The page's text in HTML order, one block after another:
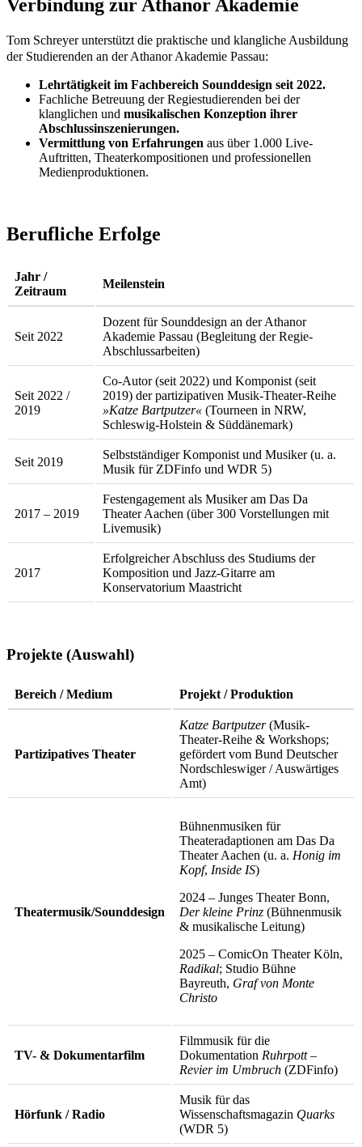
Verbindung zur Athanor Akademie
Tom Schreyer unterstützt die praktische und klangliche Ausbildung
der Studierenden an der Athanor Akademie Passau:
Lehrtätigkeit im Fachbereich Sounddesign seit 2022.
Fachliche Betreuung der Regiestudierenden bei der
klanglichen und musikalischen Konzeption ihrer
Abschlussinszenierungen.
Vermittlung von Erfahrungen aus über 1.000 Live-
Auftritten, Theaterkompositionen und professionellen
Medienproduktionen.
Berufliche Erfolge
Jahr /
Zeitraum
Meilenstein
Seit 2022
Dozent für Sounddesign an der Athanor
Akademie Passau (Begleitung der Regie-
Abschlussarbeiten)
Seit 2022 /
2019
Co-Autor (seit 2022) und Komponist (seit
2019) der partizipativen Musik-Theater-Reihe
»Katze Bartputzer« (Tourneen in NRW,
Schleswig-Holstein & Süddänemark)
Seit 2019
Selbstständiger Komponist und Musiker (u. a.
Musik für ZDFinfo und WDR 5)
2017 – 2019
Festengagement als Musiker am Das Da
Theater Aachen (über 300 Vorstellungen mit
Livemusik)
2017
Erfolgreicher Abschluss des Studiums der
Komposition und Jazz-Gitarre am
Konservatorium Maastricht
Projekte (Auswahl)
Bereich / Medium Projekt / Produktion
Partizipatives Theater
Katze Bartputzer(Musik-
Theater-Reihe & Workshops;
gefördert vom Bund Deutscher
Nordschleswiger / Auswärtiges
Amt)
Theatermusik/Sounddesign
Bühnenmusiken für
Theateradaptionen am Das Da
Theater Aachen (u. a. Honig im
Kopf, Inside IS)
2024 – Junges Theater Bonn,
Der kleine Prinz (Bühnenmusik
& musikalische Leitung)
2025 – ComicOn Theater Köln,
Radikal; Studio Bühne
Bayreuth, Graf von Monte
Christo
TV- & Dokumentarfilm
Filmmusik für die
Dokumentation Ruhrpott –
Revier im Umbruch (ZDFinfo)
Hörfunk / Radio
Musik für das
Wissenschaftsmagazin Quarks
(WDR 5)